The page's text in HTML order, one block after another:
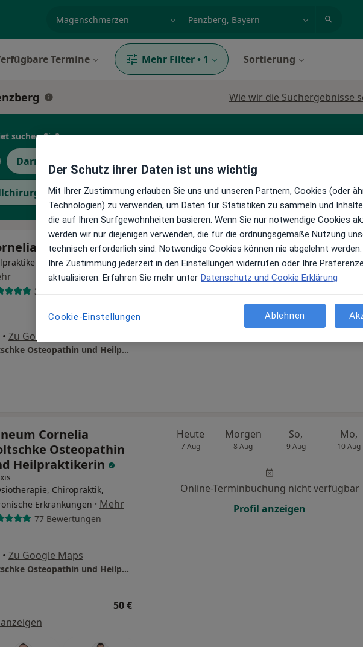
Termine Mehr Filter • 1 Sortierung
Wie wir die Suchergebnisse
suchen Sie?
Darmzentrum
Heilpraktiker Mehr anzeigen
Holtschke
Physiotherapeutin·
34 Bewertungen
• Zu Google Maps
Saneum Cornelia Holtschke Osteopathin und Heilpraktikerin
Heute
7 Aug
Morgen
8 Aug
So,
9 Aug
Mo,
10 Aug
Online-Terminbuchung nicht verfügbar
Terminanfrage senden
Cornelia
Osteopathin
Heilpraktikerin
Chiropraktik,
Erkrankungen · Mehr
77 Bewertungen
• Zu Google Maps
Saneum Cornelia Holtschke Osteopathin und Heilpraktikerin
50 €
Heute
7 Aug
Morgen
8 Aug
So,
9 Aug
Mo,
10 Aug
Online-Terminbuchung nicht verfügbar
Profil anzeigen
Der Schutz ihrer Daten ist uns wichtig
Mit Ihrer Zustimmung erlauben Sie uns und unseren Partnern, Cookies (oder
Technologien) zu verwenden, um Daten für Statistiken zu sammeln und
die auf Ihren Surfgewohnheiten basieren. Wenn Sie nur notwendige Cookies
werden wir nur diejenigen verwenden, die für die ordnungsgemäße Nutzung
technisch erforderlich sind. Notwendige Cookies können nie abgelehnt
Ihre Zustimmung jederzeit in den Einstellungen widerrufen oder Ihre
aktualisieren. Erfahren Sie mehr unter Datenschutz und Cookie Erklärung
Cookie-Einstellungen Ablehnen